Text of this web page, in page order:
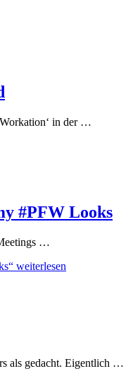
in der …
#PFW Looks
…
weiterlesen
als gedacht. Eigentlich …